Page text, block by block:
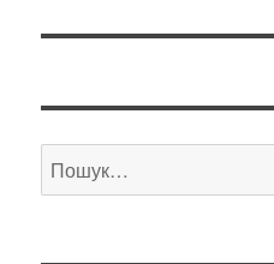
Пошук
за